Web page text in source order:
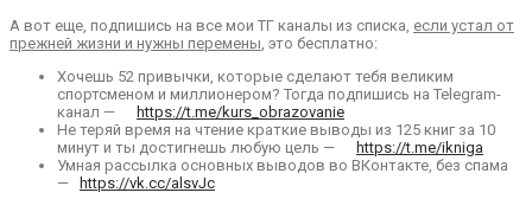
А вот еще, подпишись на все мои ТГ каналы из списка, если устал от
прежней жизни и нужны перемены , это бесплатно:
Хочешь 52 привычки, которые сделают тебя великим
спортсменом и миллионером? Тогда подпишись на Telegram-
канал —
https://t.me/kurs_obrazovanie
Не теряй время на чтение краткие выводы из 125 книг за 10
минут и ты достигнешь любую цель —
https://t.me/ikniga
Умная рассылка основных выводов во ВКонтакте, без спама
—
https://vk.cc/alsvJc